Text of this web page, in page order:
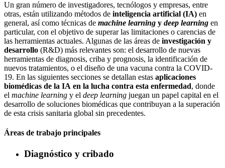
Un gran número de investigadores, tecnólogos y empresas, entre
otras, están utilizando métodos de inteligencia artificial (IA) en
general, así como técnicas de machine learning y deep learning en
particular, con el objetivo de superar las limitaciones o carencias de
las herramientas actuales. Algunas de las áreas de investigación y
desarrollo (R&D) más relevantes son: el desarrollo de nuevas
herramientas de diagnosis, criba y prognosis, la identificación de
nuevos tratamientos, o el diseño de una vacuna contra la COVID-
19. En las siguientes secciones se detallan estas aplicaciones
biomédicas de la IA en la lucha contra esta enfermedad, donde
el machine learning y el deep learning juegan un papel capital en el
desarrollo de soluciones biomédicas que contribuyan a la superación
de esta crisis sanitaria global sin precedentes.
Áreas de trabajo principales
Diagnóstico y cribado